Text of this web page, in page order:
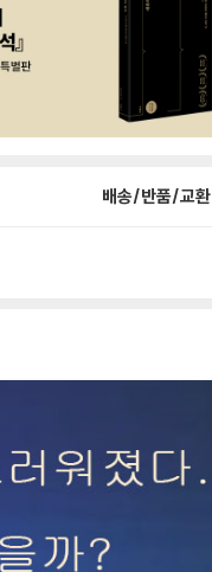
배송/반품/교환